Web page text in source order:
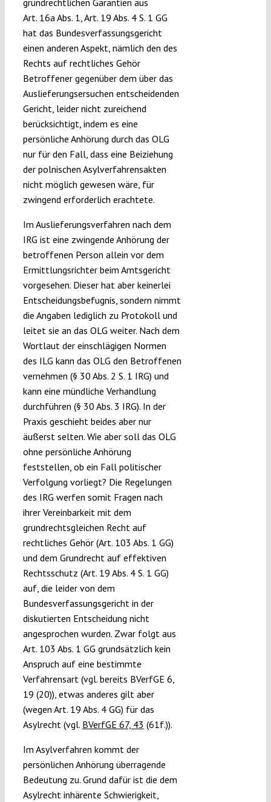
grundrechtlichen Garantien aus
Art. 16a Abs. 1, Art. 19 Abs. 4 S. 1 GG
hat das Bundesverfassungsgericht
einen anderen Aspekt, nämlich den des
Rechts auf rechtliches Gehör
Betroffener gegenüber dem über das
Auslieferungsersuchen entscheidenden
Gericht, leider nicht zureichend
berücksichtigt, indem es eine
persönliche Anhörung durch das OLG
nur für den Fall, dass eine Beiziehung
der polnischen Asylverfahrensakten
nicht möglich gewesen wäre, für
zwingend erforderlich erachtete.
Im Auslieferungsverfahren nach dem
IRG ist eine zwingende Anhörung der
betroffenen Person allein vor dem
Ermittlungsrichter beim Amtsgericht
vorgesehen. Dieser hat aber keinerlei
Entscheidungsbefugnis, sondern nimmt
die Angaben lediglich zu Protokoll und
leitet sie an das OLG weiter. Nach dem
Wortlaut der einschlägigen Normen
des ILG kann das OLG den Betroffenen
vernehmen (§ 30 Abs. 2 S. 1 IRG) und
kann eine mündliche Verhandlung
durchführen (§ 30 Abs. 3 IRG). In der
Praxis geschieht beides aber nur
äußerst selten. Wie aber soll das OLG
ohne persönliche Anhörung
feststellen, ob ein Fall politischer
Verfolgung vorliegt? Die Regelungen
des IRG werfen somit Fragen nach
ihrer Vereinbarkeit mit dem
grundrechtsgleichen Recht auf
rechtliches Gehör (Art. 103 Abs. 1 GG)
und dem Grundrecht auf effektiven
Rechtsschutz (Art. 19 Abs. 4 S. 1 GG)
auf, die leider von dem
Bundesverfassungsgericht in der
diskutierten Entscheidung nicht
angesprochen wurden. Zwar folgt aus
Art. 103 Abs. 1 GG grundsätzlich kein
Anspruch auf eine bestimmte
Verfahrensart (vgl. bereits BVerfGE 6,
19 (20)), etwas anderes gilt aber
(wegen Art. 19 Abs. 4 GG) für das
Asylrecht (vgl. BVerfGE 67, 43 (61f.)).
Im Asylverfahren kommt der
persönlichen Anhörung überragende
Bedeutung zu. Grund dafür ist die dem
Asylrecht inhärente Schwierigkeit,